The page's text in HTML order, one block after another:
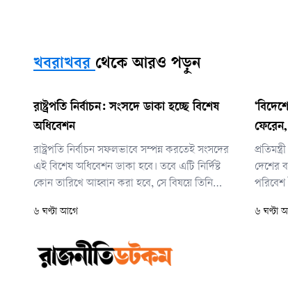
খবরাখবর থেকে আরও পড়ুন
রাষ্ট্রপতি নির্বাচন: সংসদে ডাকা হচ্ছে বিশেষ
অধিবেশন
রাষ্ট্রপতি নির্বাচন সফলভাবে সম্পন্ন করতেই সংসদের
এই বিশেষ অধিবেশন ডাকা হবে। তবে এটি নির্দিষ্ট
কোন তারিখে আহ্বান করা হবে, সে বিষয়ে তিনি
৬ ঘণ্টা আগে
দেশের
পরিবেশ
৬ ঘণ্টা